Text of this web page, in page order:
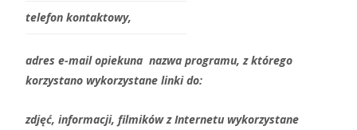
telefon kontaktowy,
adres e-mail opiekuna nazwa programu, z którego
korzystano wykorzystane linki do:
zdjęć, informacji, filmików z Internetu wykorzystane